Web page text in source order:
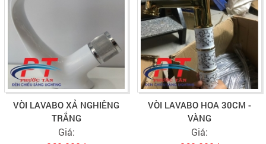
VÒI LAVABO XẢ NGHIÊNG
TRẮNG
Giá:
VÒI LAVABO HOA 30CM -
VÀNG
Giá: